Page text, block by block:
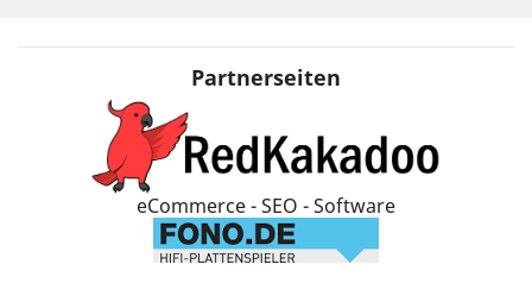
Partnerseiten
eCommerce - SEO - Software